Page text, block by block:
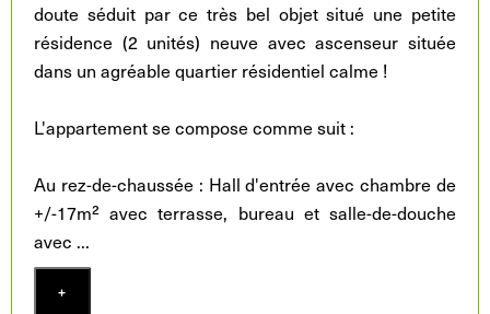
doute séduit par ce très bel objet situé une petite
résidence (2 unités) neuve avec ascenseur située
dans un agréable quartier résidentiel calme !
L'appartement se compose comme suit :
Au rez-de-chaussée : Hall d'entrée avec chambre de
+/-17m² avec terrasse, bureau et salle-de-douche
avec ...
+